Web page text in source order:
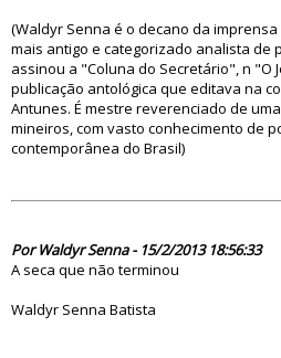
(Waldyr Senna é o decano da
mais antigo e categorizado analista de
assinou a "Coluna do Secretário", n "O
publicação antológica que editava na
Antunes. É mestre reverenciado de
mineiros, com vasto conhecimento de
contemporânea do Brasil)
Por Waldyr Senna - 15/2/2013 18:56:33
A seca que não terminou
Waldyr Senna Batista